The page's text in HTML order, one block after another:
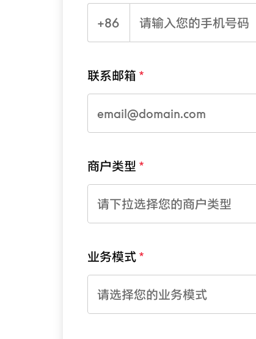
+86
联系邮箱
商户类型
请下拉选择您的商户类型
业务模式
请选择您的业务模式